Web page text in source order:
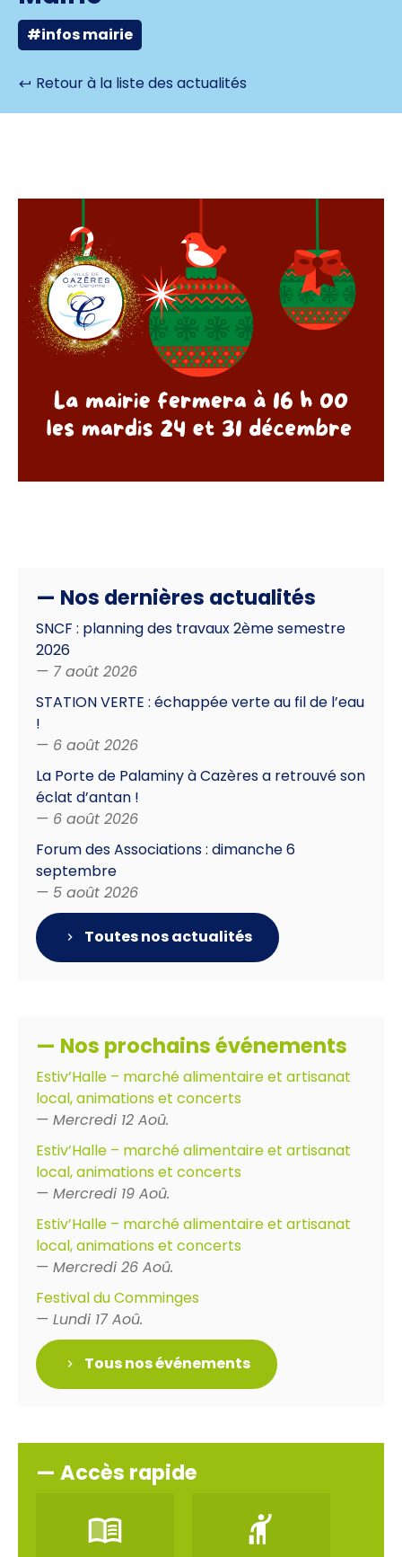
#infos mairie
Retour à la liste des actualités
— Nos dernières actualités
SNCF : planning des travaux 2ème semestre
2026
— 7 août 2026
STATION VERTE : échappée verte au fil de l’eau
!
— 6 août 2026
La Porte de Palaminy à Cazères a retrouvé son
éclat d’antan !
— 6 août 2026
Forum des Associations : dimanche 6
septembre
— 5 août 2026
Toutes nos actualités
— Nos prochains événements
Estiv’Halle – marché alimentaire et artisanat
local, animations et concerts
— Mercredi 12 Aoû.
Estiv’Halle – marché alimentaire et artisanat
local, animations et concerts
— Mercredi 19 Aoû.
Estiv’Halle – marché alimentaire et artisanat
local, animations et concerts
— Mercredi 26 Aoû.
Festival du Comminges
— Lundi 17 Aoû.
Tous nos événements
— Accès rapide